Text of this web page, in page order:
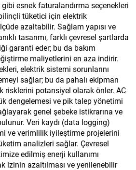
gibi esnek faturalandırma seçenekleri
tüketici için elektrik
azaltabilir. Sağlam yapısı ve
tasarımı, farklı çevresel şartlarda
garanti eder; bu da bakım
maliyetlerini en aza indirir.
elektrik sistemi sorunlarını
sağlar; bu da pahalı ekipman
risklerini potansiyel olarak önler. AC
dengelemesi ve pik talep yönetimi
genel şebeke istikrarına ve
Veri kaydı (data logging)
ve verimlilik iyileştirme projelerini
analizleri sağlar. Çevresel
edilmiş enerji kullanımı
izinin azaltılması ve yenilenebilir